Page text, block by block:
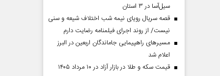
سیل‌آسا در ۳ استان
قصه سریال رویای نیمه شب اختلاف شیعه و سنی
نیست/ از روند اجرای فیلمنامه رضایت دارم
مسیر‌های راهپیمایی جاماندگان اربعین در البرز
اعلام شد
قیمت سکه و طلا در بازار آزاد در ۱۰ مرداد ۱۴۰۵